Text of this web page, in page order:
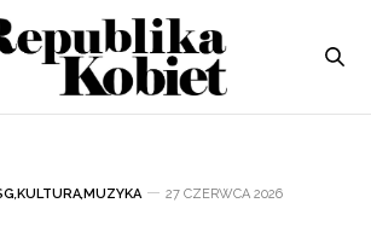
,KULTURA,MUZYKA 27 CZERWCA 2026